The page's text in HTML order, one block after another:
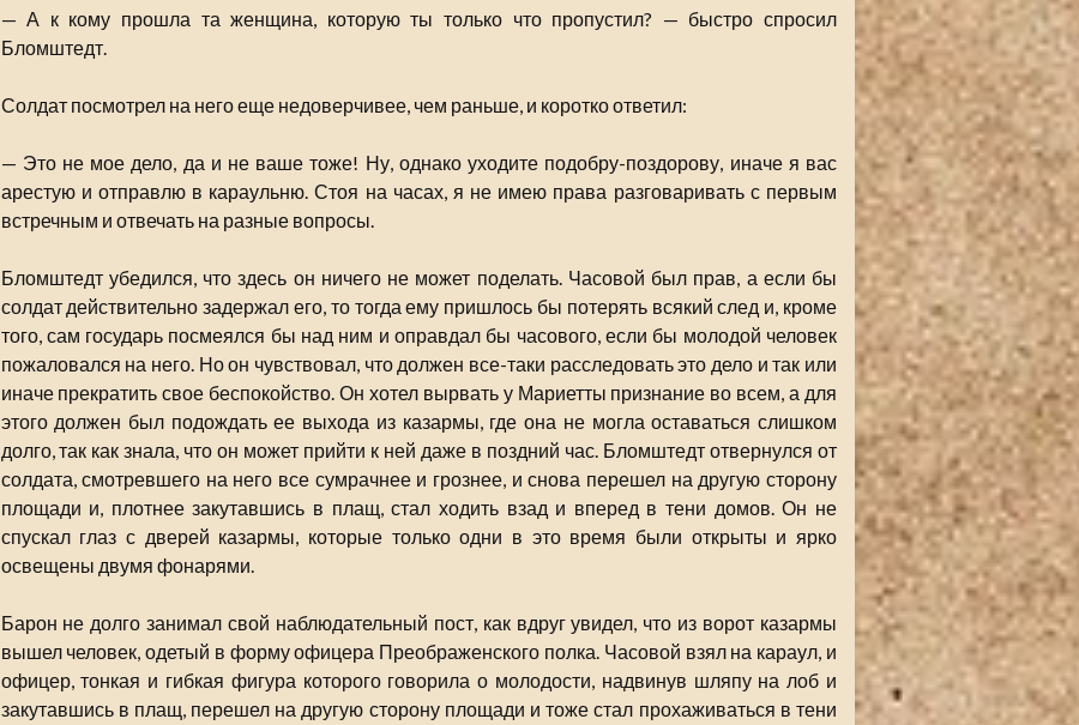
— А к кому прошла та женщина, которую ты только что пропустил? — быстро спросил
Бломштедт.
Солдат посмотрел на него еще недоверчивее, чем раньше, и коротко ответил:
— Это не мое дело, да и не ваше тоже! Ну, однако уходите подобру-поздорову, иначе я вас
арестую и отправлю в караульню. Стоя на часах, я не имею права разговаривать с первым
встречным и отвечать на разные вопросы.
Бломштедт убедился, что здесь он ничего не может поделать. Часовой был прав, а если бы
солдат действительно задержал его, то тогда ему пришлось бы потерять всякий след и, кроме
того, сам государь посмеялся бы над ним и оправдал бы часового, если бы молодой человек
пожаловался на него. Но он чувствовал, что должен все-таки расследовать это дело и так или
иначе прекратить свое беспокойство. Он хотел вырвать у Мариетты признание во всем, а для
этого должен был подождать ее выхода из казармы, где она не могла оставаться слишком
долго, так как знала, что он может прийти к ней даже в поздний час. Бломштедт отвернулся от
солдата, смотревшего на него все сумрачнее и грознее, и снова перешел на другую сторону
площади и, плотнее закутавшись в плащ, стал ходить взад и вперед в тени домов. Он не
спускал глаз с дверей казармы, которые только одни в это время были открыты и ярко
освещены двумя фонарями.
Барон не долго занимал свой наблюдательный пост, как вдруг увидел, что из ворот казармы
вышел человек, одетый в форму офицера Преображенского полка. Часовой взял на караул, и
офицер, тонкая и гибкая фигура которого говорила о молодости, надвинув шляпу на лоб и
закутавшись в плащ, перешел на другую сторону площади и тоже стал прохаживаться в тени